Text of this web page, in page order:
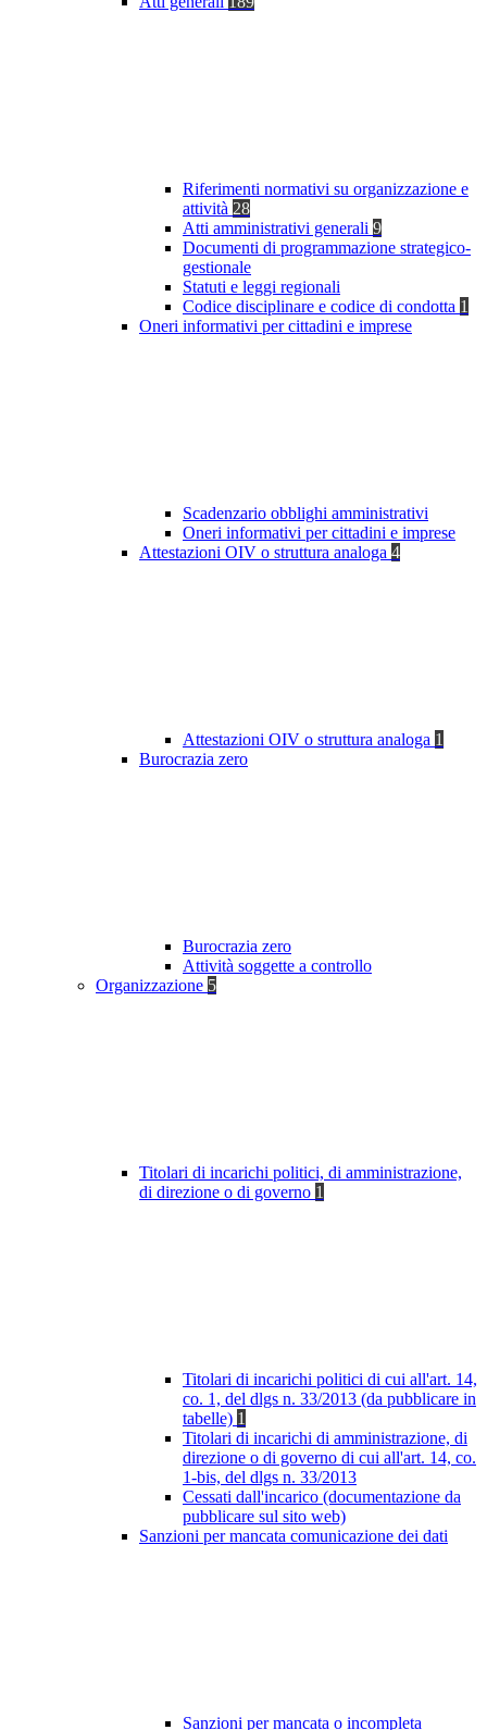
Riferimenti normativi su organizzazione e
attività 28
Atti amministrativi generali 9
Documenti di programmazione strategico-
gestionale
Statuti e leggi regionali
Codice disciplinare e codice di condotta 1
Oneri informativi per cittadini e imprese
Scadenzario obblighi amministrativi
Oneri informativi per cittadini e imprese
Attestazioni OIV o struttura analoga 4
Attestazioni OIV o struttura analoga 1
Burocrazia zero
Burocrazia zero
Attività soggette a controllo
Organizzazione 5
Titolari di incarichi politici, di amministrazione,
di direzione o di governo 1
Titolari di incarichi politici di cui all'art. 14,
co. 1, del dlgs n. 33/2013 (da pubblicare in
tabelle) 1
Titolari di incarichi di amministrazione, di
direzione o di governo di cui all'art. 14, co.
1-bis, del dlgs n. 33/2013
Cessati dall'incarico (documentazione da
pubblicare sul sito web)
Sanzioni per mancata comunicazione dei dati
Sanzioni per mancata o incompleta